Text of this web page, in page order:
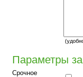
Параметры
Срочное